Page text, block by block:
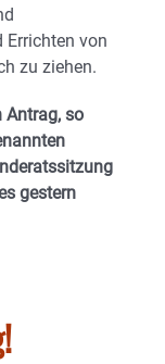
Errichten von
zu ziehen.
Antrag, so
gestern